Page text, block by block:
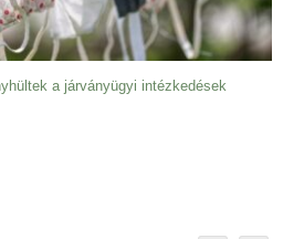
a járványügyi intézkedések